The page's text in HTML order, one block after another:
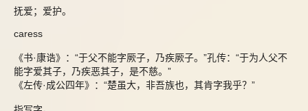
抚爱；爱护。
caress
《书·康诰》：“于父不能字厥子，乃疾厥子。”孔传：“于为人父不
能字爱其子，乃疾恶其子，是不慈。”
《左传·成公四年》：“楚虽大，非吾族也，其肯字我乎？”